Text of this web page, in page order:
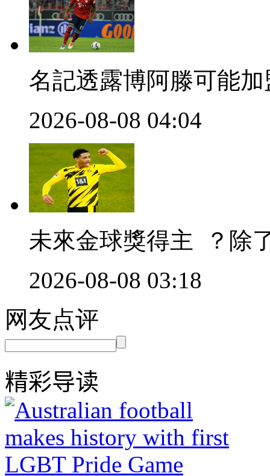
名記透露博阿滕可能
2026-08-08 04:04
未來金球獎得主  ？
2026-08-08 03:18
网友点评
精彩导读